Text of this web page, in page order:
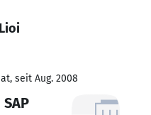
seit Aug. 2008